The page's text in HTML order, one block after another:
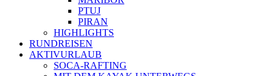
PTUJ
PIRAN
HIGHLIGHTS
RUNDREISEN
AKTIVURLAUB
SOCA-RAFTING